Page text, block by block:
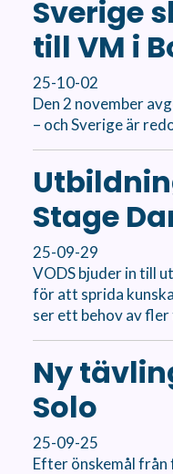
Sverige
till VM i
25-10-02
Den 2 november
– och Sverige är
Stage
25-09-29
VODS bjuder in till
för att sprida
ser ett behov av
Ny
Solo
25-09-25
Efter önskemål från